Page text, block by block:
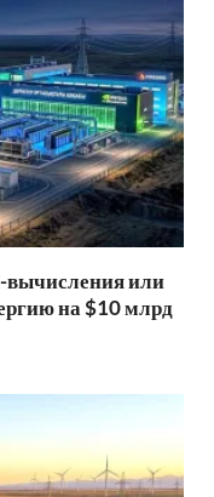
вычисления или
на $10 млрд